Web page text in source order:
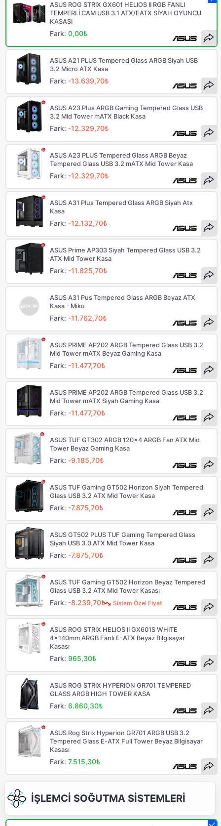
ASUS ROG STRIX GX601 HELIOS II RGB FANLI
TEMPERLİ CAM USB 3.1 ATX/EATX SİYAH OYUNCU
KASASI
Fark:0,00₺
ASUS A21 PLUS Tempered Glass ARGB Siyah USB
3.2 Micro ATX Kasa
Fark: -13.639,70₺
ASUS A23 Plus ARGB Gaming Tempered Glass USB
3.2 Mid Tower mATX Black Kasa
Fark: -12.329,70₺
ASUS A23 PLUS Tempered Glass ARGB Beyaz
Tempered Glass USB 3.2 mATX Mid Tower Kasa
Fark: -12.329,70₺
ASUS A31 Plus Tempered Glass ARGB Siyah Atx
Kasa
Fark: -12.132,70₺
ASUS Prime AP303 Siyah Tempered Glass USB 3.2
ATX Mid Tower Kasa
Fark: -11.825,70₺
ASUS A31 Pus Tempered Glass ARGB Beyaz ATX
Kasa - Miku
Fark: -11.762,70₺
ASUS PRIME AP202 ARGB Tempered Glass USB 3.2
Mid Tower mATX Beyaz Gaming Kasa
Fark: -11.477,70₺
ASUS PRIME AP202 ARGB Tempered Glass USB 3.2
Mid Tower mATX Siyah Gaming Kasa
Fark: -11.477,70₺
ASUS TUF GT302 ARGB 120x4 ARGB Fan ATX Mid
Tower Beyaz Gaming Kasa
Fark: -9.185,70₺
ASUS TUF Gaming GT502 Horizon Siyah Tempered
Glass USB 3.2 ATX Mid Tower Kasa
Fark: -7.875,70₺
ASUS GT502 PLUS TUF Gaming Tempered Glass
Siyah USB 3.0 ATX Mid Tower Kasa
Fark: -7.875,70₺
Sistem Özel Fiyat
ASUS TUF Gaming GT502 Horizon Beyaz Tempered
Glass USB 3.2 ATX Mid Tower Kasası
Fark: -8.239,70₺
ASUS ROG STRIX HELIOS II GX601S WHITE
4x140mm ARGB Fanlı E-ATX Beyaz Bilgisayar
Kasası
Fark: 965,30₺
ASUS ROG STRIX HYPERION GR701 TEMPERED
GLASS ARGB HIGH TOWER KASA
Fark:6.860,30₺
ASUS Rog Strix Hyperion GR701 ARGB USB 3.2
Tempered Glass E-ATX Full Tower Beyaz Bilgisayar
Kasası
Fark:7.515,30₺
İŞLEMCİ SOĞUTMA SİSTEMLERİ